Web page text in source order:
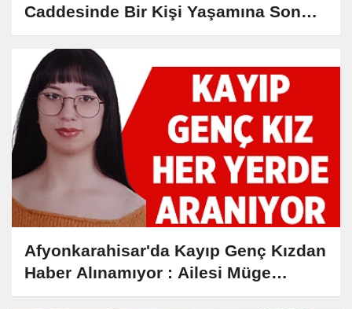
Caddesinde Bir Kişi Yaşamına Son
Verdi
Afyonkarahisar'da Kayıp Genç Kızdan
Haber Alınamıyor : Ailesi Müge
Anlı'ya Başvurdu